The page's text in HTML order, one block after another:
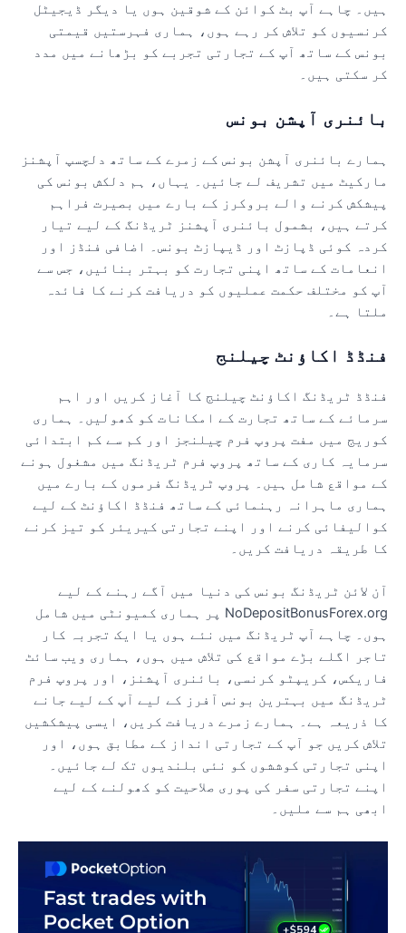
چاہے آپ بٹ کوائن کے شوقین ہوں یا دیگر ڈیجیٹل
کو تلاش کر رہے ہوں، ہماری فہرستیں قیمتی
کے ساتھ آپ کے تجارتی تجربے کو بڑھانے میں مدد
سکتی ہیں۔
آپشن بونس
بائنری آپشن بونس کے زمرے کے ساتھ دلچسپ آپشنز
میں تشریف لے جائیں۔ یہاں، ہم دلکش بونس کی
کرنے والے بروکرز کے بارے میں بصیرت فراہم
ہیں، بشمول بائنری آپشنز ٹریڈنگ کے لیے تیار
کوئی ڈپازٹ اور ڈیپازٹ بونس۔ اضافی فنڈز اور
کے ساتھ اپنی تجارت کو بہتر بنائیں، جس سے
کو مختلف حکمت عملیوں کو دریافت کرنے کا فائدہ
ہے۔
اکاؤنٹ چیلنج
ٹریڈنگ اکاؤنٹ چیلنج کا آغاز کریں اور اہم
کے ساتھ تجارت کے امکانات کو کھولیں۔ ہماری
میں مفت پروپ فرم چیلنجز اور کم سے کم ابتدائی
کاری کے ساتھ پروپ فرم ٹریڈنگ میں مشغول ہونے
مواقع شامل ہیں۔ پروپ ٹریڈنگ فرموں کے بارے میں
ماہرانہ رہنمائی کے ساتھ فنڈڈ اکاؤنٹ کے لیے
کرنے اور اپنے تجارتی کیریئر کو تیز کرنے
طریقہ دریافت کریں۔
لائن ٹریڈنگ بونس کی دنیا میں آگے رہنے کے لیے
NoDepositBonusForex.org پر ہماری کمیونٹی میں شامل
چاہے آپ ٹریڈنگ میں نئے ہوں یا ایک تجربہ کار
اگلے بڑے مواقع کی تلاش میں ہوں، ہماری ویب سائٹ
کریپٹو کرنسی، بائنری آپشنز، اور پروپ فرم
میں بہترین بونس آفرز کے لیے آپ کے لیے جانے
ذریعہ ہے۔ ہمارے زمرے دریافت کریں، ایسی پیشکشیں
کریں جو آپ کے تجارتی انداز کے مطابق ہوں، اور
تجارتی کوششوں کو نئی بلندیوں تک لے جائیں۔
تجارتی سفر کی پوری صلاحیت کو کھولنے کے لیے
ہم سے ملیں۔